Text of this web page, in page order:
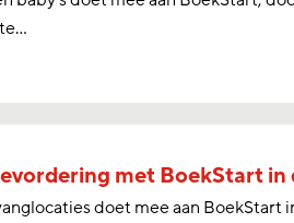
met BoekStart in
doet mee aan BoekStart